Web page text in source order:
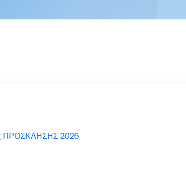
ΠΡΟΣΚΛΗΣΗΣ 2026